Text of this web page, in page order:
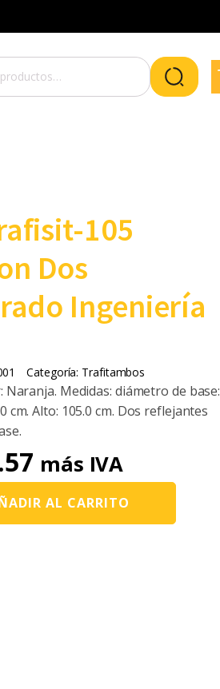
105
Dos
Ingeniería
Categoría: Trafitambos
Medidas: diámetro de base:
cm. Alto: 105.0 cm. Dos reflejantes
más IVA
AL CARRITO